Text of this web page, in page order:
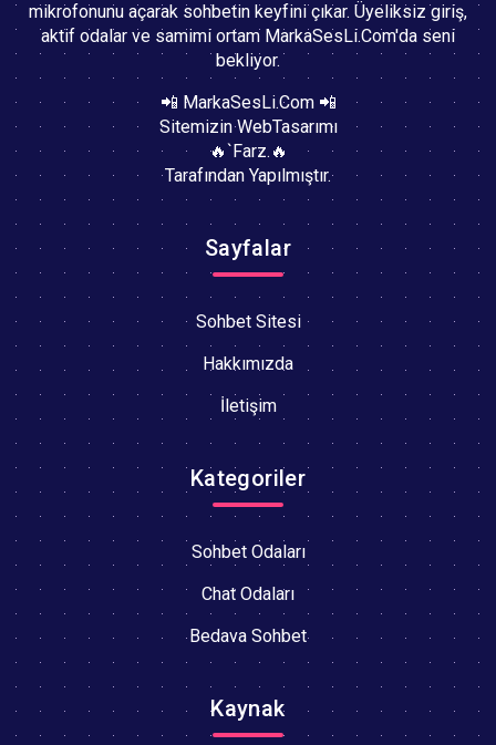
mikrofonunu açarak sohbetin keyfini çıkar. Üyeliksiz giriş,
aktif odalar ve samimi ortam MarkaSesLi.Com'da seni
bekliyor.
📲 MarkaSesLi.Com 📲
Sitemizin WebTasarımı
🔥`Farz.🔥
Tarafından Yapılmıştır.
Sayfalar
Sohbet Sitesi
Hakkımızda
İletişim
Kategoriler
Sohbet Odaları
Chat Odaları
Bedava Sohbet
Kaynak